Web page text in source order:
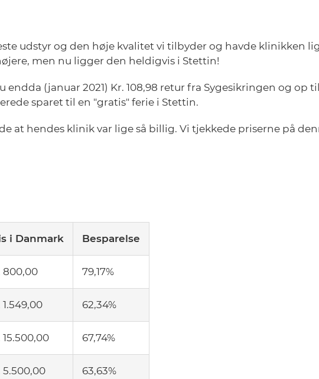
udstyr og den høje kvalitet vi tilbyder og havde klinikken
men nu ligger den heldigvis i Stettin!
(januar 2021) Kr. 108,98 retur fra Sygesikringen og op
sparet til en "gratis" ferie i Stettin.
at hendes klinik var lige så billig. Vi tjekkede priserne på
i Danmark Besparelse
800,00 79,17%
1.549,00 62,34%
15.500,00 67,74%
5.500,00 63,63%